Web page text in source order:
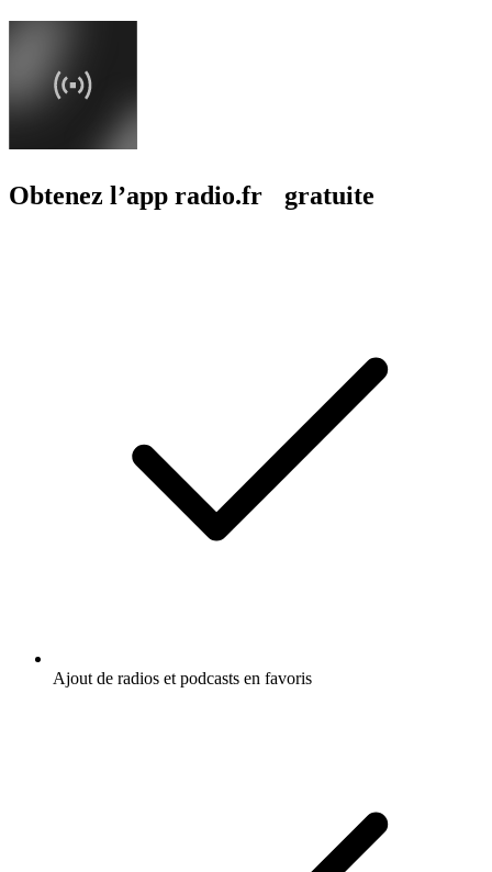
Obtenez l’app radio.fr gratuite
Ajout de radios et podcasts en favoris